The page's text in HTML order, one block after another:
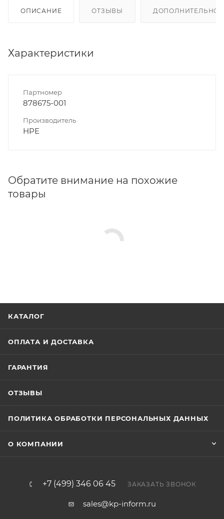
ОПИСАНИЕ ОТЗЫВЫ ДОПОЛНИТЕЛЬНО
Характеристики
Партномер
878675-001
Производитель
HPE
Обратите внимание на похожие
товары
КАТАЛОГ
ОПЛАТА И ДОСТАВКА
ГАРАНТИЯ
ОТЗЫВЫ
ПОЛИТИКА ОБРАБОТКИ ПЕРСОНАЛЬНЫХ ДАННЫХ
О КОМПАНИИ
+7 (499) 346 06 45 ЗАКАЗАТЬ ЗВОНОК
sales@kp-inform.ru